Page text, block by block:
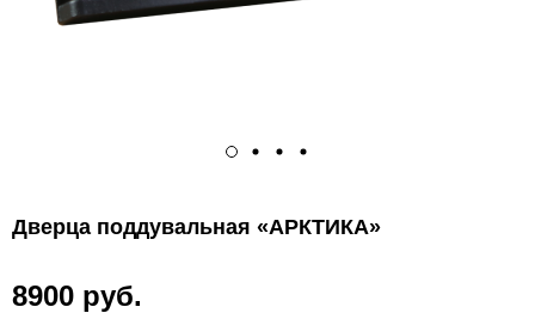
Дверца поддувальная «АРКТИКА»
8900 руб.